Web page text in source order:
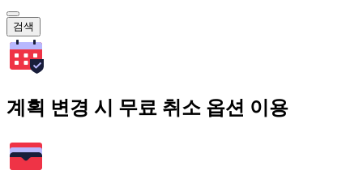
검색
계획 변경 시 무료 취소 옵션 이용